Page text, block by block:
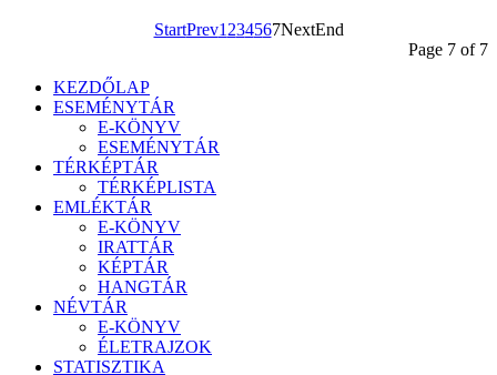
StartPrev1 234567NextEnd
Page 7 of 7
KEZDŐLAP
ESEMÉNYTÁR
E-KÖNYV
ESEMÉNYTÁR
TÉRKÉPTÁR
TÉRKÉPLISTA
EMLÉKTÁR
E-KÖNYV
IRATTÁR
KÉPTÁR
HANGTÁR
NÉVTÁR
E-KÖNYV
ÉLETRAJZOK
STATISZTIKA